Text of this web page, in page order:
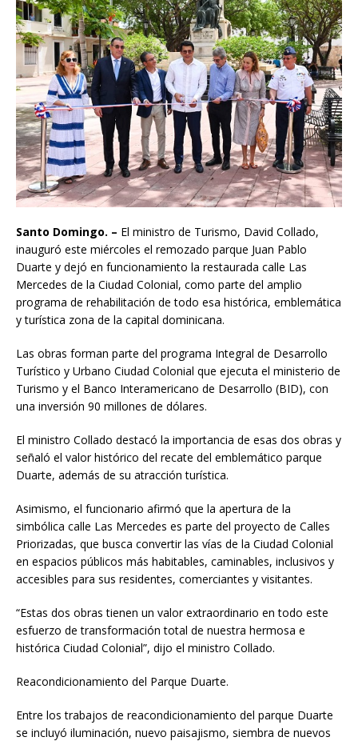
Santo Domingo. – El ministro de Turismo, David Collado,
inauguró este miércoles el remozado parque Juan Pablo
Duarte y dejó en funcionamiento la restaurada calle Las
Mercedes de la Ciudad Colonial, como parte del amplio
programa de rehabilitación de todo esa histórica, emblemática
y turística zona de la capital dominicana.
Las obras forman parte del programa Integral de Desarrollo
Turístico y Urbano Ciudad Colonial que ejecuta el ministerio de
Turismo y el Banco Interamericano de Desarrollo (BID), con
una inversión 90 millones de dólares.
El ministro Collado destacó la importancia de esas dos obras y
señaló el valor histórico del recate del emblemático parque
Duarte, además de su atracción turística.
Asimismo, el funcionario afirmó que la apertura de la
simbólica calle Las Mercedes es parte del proyecto de Calles
Priorizadas, que busca convertir las vías de la Ciudad Colonial
en espacios públicos más habitables, caminables, inclusivos y
accesibles para sus residentes, comerciantes y visitantes.
“Estas dos obras tienen un valor extraordinario en todo este
esfuerzo de transformación total de nuestra hermosa e
histórica Ciudad Colonial”, dijo el ministro Collado.
Reacondicionamiento del Parque Duarte.
Entre los trabajos de reacondicionamiento del parque Duarte
se incluyó iluminación, nuevo paisajismo, siembra de nuevos